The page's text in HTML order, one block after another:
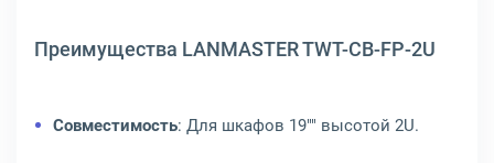
Преимущества LANMASTER TWT-CB-FP-2U
Совместимость: Для шкафов 19"" высотой 2U.